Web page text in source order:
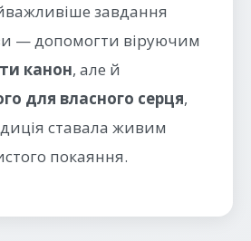
завдання
— допомогти віруючим
канон, але й
для власного серця,
ставала живим
покаяння.